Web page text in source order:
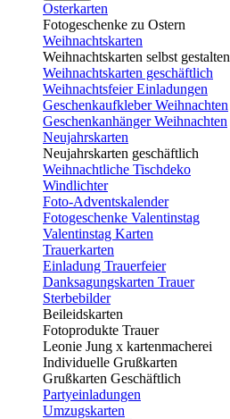
Osterkarten
Fotogeschenke zu Ostern
Weihnachtskarten
Weihnachtskarten selbst gestalten
Weihnachtskarten geschäftlich
Weihnachtsfeier Einladungen
Geschenkaufkleber Weihnachten
Geschenkanhänger Weihnachten
Neujahrskarten
Neujahrskarten geschäftlich
Weihnachtliche Tischdeko
Windlichter
Foto-Adventskalender
Fotogeschenke Valentinstag
Valentinstag Karten
Trauerkarten
Einladung Trauerfeier
Danksagungskarten Trauer
Sterbebilder
Beileidskarten
Fotoprodukte Trauer
Leonie Jung x kartenmacherei
Individuelle Grußkarten
Grußkarten Geschäftlich
Partyeinladungen
Umzugskarten